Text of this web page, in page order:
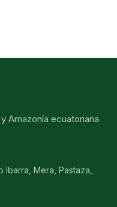
Amazonía ecuatoriana
Ibarra, Mera, Pastaza,